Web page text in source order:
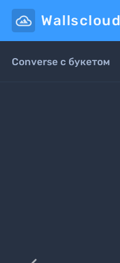
Wallscloud
Converse с букетом